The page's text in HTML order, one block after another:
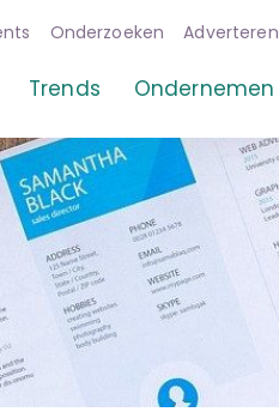
Onderzoeken Adverteren
Trends Ondernemen